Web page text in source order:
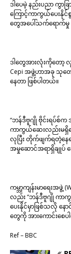
ဒါပေမဲ့ နည်းပညာ ကွာ
ကြောင့်ကာကွယ်ပေး
တွေအပေါ်သက်ရောက်မှု
ဒါတွေအားလုံးကိုတော့
Cepi အဖွဲ့ဟာအခု သု
နေတာ ဖြစ်ပါတယ်။
“ဘန်ဒီဗူဂျို ဗိုင်းရပ်စ်က
ကာကွယ်ဆေးလည်းမရှိ
လုပြီး တိုက်ဖျက်ရတဲ့နေရ
အမှုဆောင်အရာရှိချုပ်
ကမ္ဘာ့ကျန်းမာရေးအဖွဲ့
လည်း “ဘန်ဒီဗူဂျို ကာ
ပေးနိုင်မှာဖြစ်သလို
တွေကို အားကောင်းစေပ
Ref – BBC